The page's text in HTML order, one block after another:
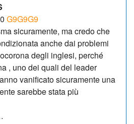
G9G9G9
sicuramente, ma credo che
anche dai problemi
degli inglesi, perché
, uno dei quali del leader
vanificato sicuramente una
sarebbe stata più